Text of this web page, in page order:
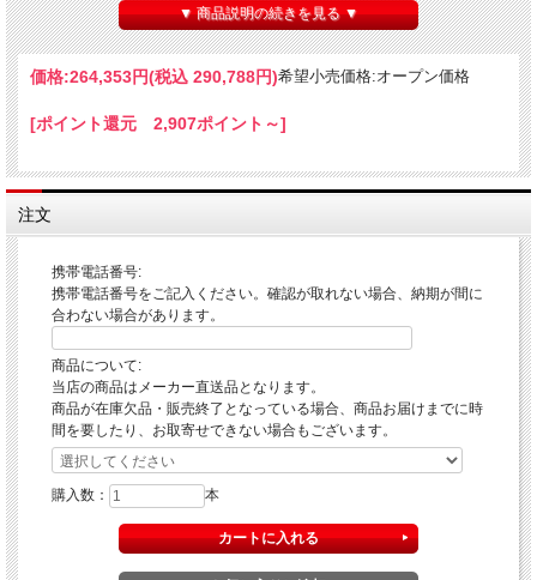
▼ 商品説明の続きを見る ▼
価格:264,353円(税込 290,788円)希望小売価格:オープン価格
[ポイント還元 2,907ポイント～]
注文
携帯電話番号:
携帯電話番号をご記入ください。確認が取れない場合、納期が間に
合わない場合があります。
商品について:
当店の商品はメーカー直送品となります。
商品が在庫欠品・販売終了となっている場合、商品お届けまでに時
間を要したり、お取寄せできない場合もございます。
購入数： 本